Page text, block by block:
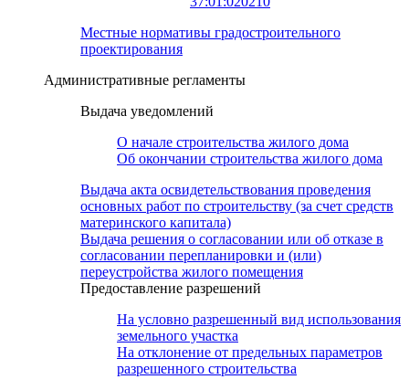
Местные нормативы градостроительного
проектирования
Административные регламенты
Выдача уведомлений
О начале строительства жилого дома
Об окончании строительства жилого дома
Выдача акта освидетельствования проведения
основных работ по строительству (за счет средств
материнского капитала)
Выдача решения о согласовании или об отказе в
согласовании перепланировки и (или)
переустройства жилого помещения
Предоставление разрешений
На условно разрешенный вид использования
земельного участка
На отклонение от предельных параметров
разрешенного строительства